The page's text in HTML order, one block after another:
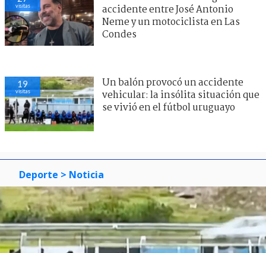
visitas
accidente entre José Antonio
Neme y un motociclista en Las
Condes
19
visitas
Un balón provocó un accidente
vehicular: la insólita situación que
se vivió en el fútbol uruguayo
Deporte > Noticia